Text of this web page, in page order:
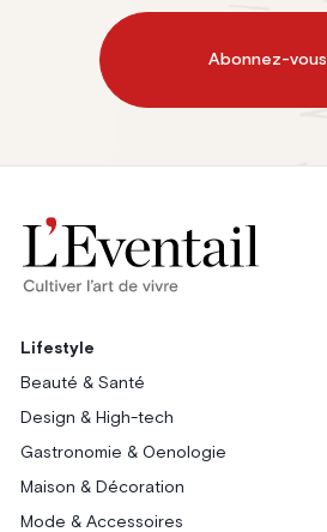
Abonnez-vous
Lifestyle
Beauté & Santé
Design & High-tech
Gastronomie & Oenologie
Maison & Décoration
Mode & Accessoires